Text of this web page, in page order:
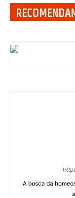
A busca da